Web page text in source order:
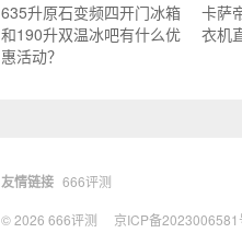
635升原石变频四开门冰箱
和190升双温冰吧有什么优
惠活动？
卡萨
衣机
友情链接 666评测
© 2026 666评测 京ICP备2023006581